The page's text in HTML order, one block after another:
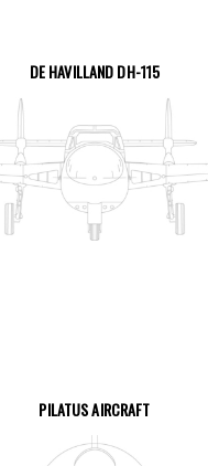
DE HAVILLAND DH-115
VOIR LA PAGE
PILATUS AIRCRAFT